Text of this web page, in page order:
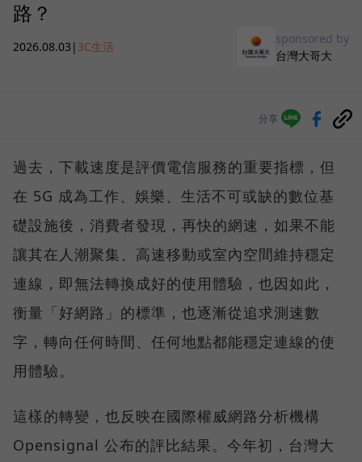
路？
2026.08.03 | 3C生活
sponsored by
台灣大哥大
分享
過去，下載速度是評價電信服務的重要指標，但
在 5G 成為工作、娛樂、生活不可或缺的數位基
礎設施後，消費者發現，再快的網速，如果不能
讓其在人潮聚集、高速移動或室內空間維持穩定
連線，即無法轉換成好的使用體驗，也因如此，
衡量「好網路」的標準，也逐漸從追求測速數
字，轉向任何時間、任何地點都能穩定連線的使
用體驗。
這樣的轉變，也反映在國際權威網路分析機構
Opensignal 公布的評比結果。今年初，台灣大